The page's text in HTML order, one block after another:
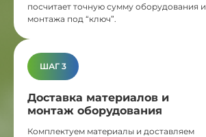
посчитает точную сумму оборудования и
монтажа под “ключ”.
ШАГ 3
Доставка материалов и
монтаж оборудования
Комплектуем материалы и доставляем